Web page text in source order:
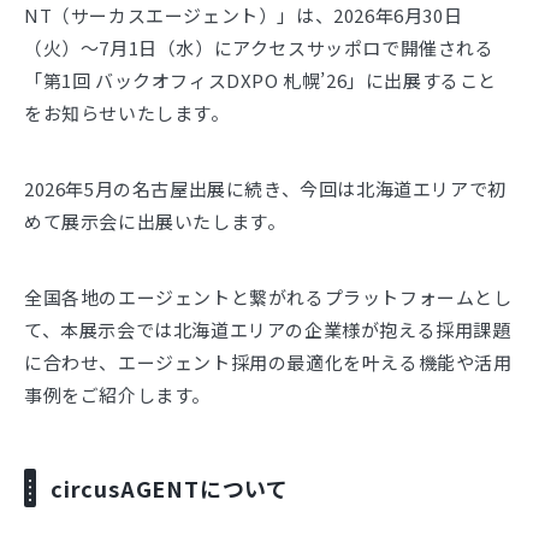
NT（サーカスエージェント）」は、2026年6月30日
（火）～7月1日（水）にアクセスサッポロで開催される
「第1回 バックオフィスDXPO 札幌’26」に出展すること
をお知らせいたします。
2026年5月の名古屋出展に続き、今回は北海道エリアで初
めて展示会に出展いたします。
全国各地のエージェントと繋がれるプラットフォームとし
て、本展示会では北海道エリアの企業様が抱える採用課題
に合わせ、エージェント採用の最適化を叶える機能や活用
事例をご紹介します。
circusAGENTについて